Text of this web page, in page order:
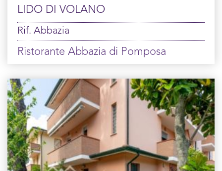
LIDO DI VOLANO
Rif. Abbazia
Ristorante Abbazia di Pomposa